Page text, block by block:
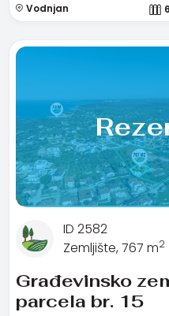
Vodnjan
ID 2582
Zemljište, 767 m2
Građevinsko
parcela br. 15